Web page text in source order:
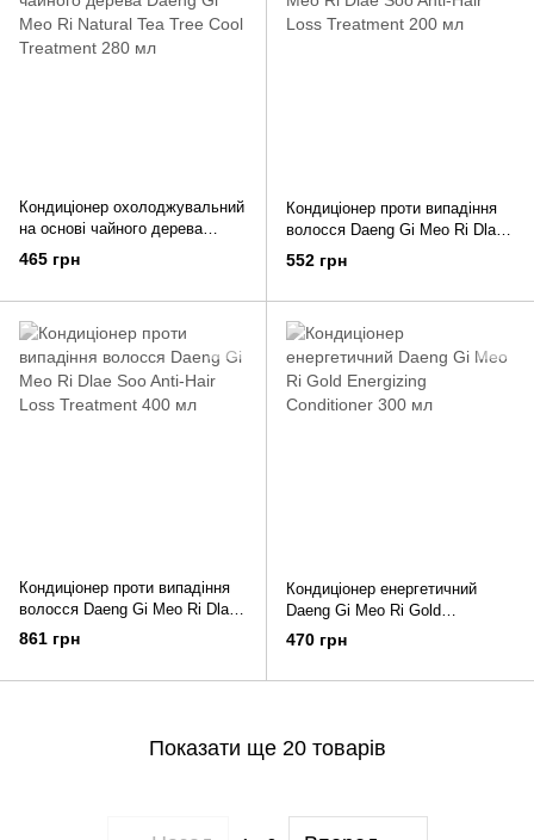
Кондиціонер охолоджувальний
на основі чайного дерева
Daeng Gi Meo Ri Natural Tea
Tree Cool Treatment 280 мл
465 грн
Кондиціонер проти випадіння
волосся Daeng Gi Meo Ri Dlae
Soo Anti-Hair Loss Treatment
200 мл
552 грн
Кондиціонер проти випадіння
волосся Daeng Gi Meo Ri Dlae
Soo Anti-Hair Loss Treatment
400 мл
861 грн
Кондиціонер енергетичний
Daeng Gi Meo Ri Gold
Energizing Conditioner 300 мл
470 грн
Показати ще 20 товарів